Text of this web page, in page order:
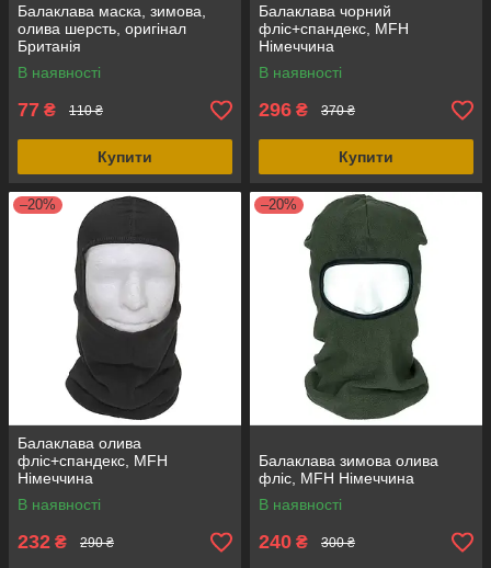
Балаклава маска, зимова,
олива шерсть, оригінал
Британія
В наявності
77 ₴ 110 ₴
Купити
Балаклава чорний
фліс+спандекс, MFH
Німеччина
В наявності
296 ₴ 370 ₴
Купити
–20%
Балаклава олива
фліс+спандекс, MFH
Німеччина
В наявності
232 ₴ 290 ₴
–20%
Балаклава зимова олива
фліс, MFH Німеччина
В наявності
240 ₴ 300 ₴